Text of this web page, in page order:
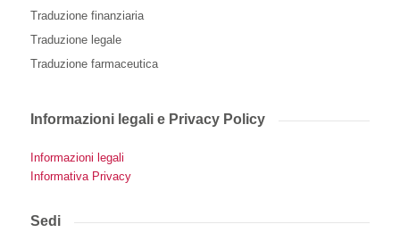
Traduzione finanziaria
Traduzione legale
Traduzione farmaceutica
Informazioni legali e Privacy Policy
Informazioni legali
Informativa Privacy
Sedi